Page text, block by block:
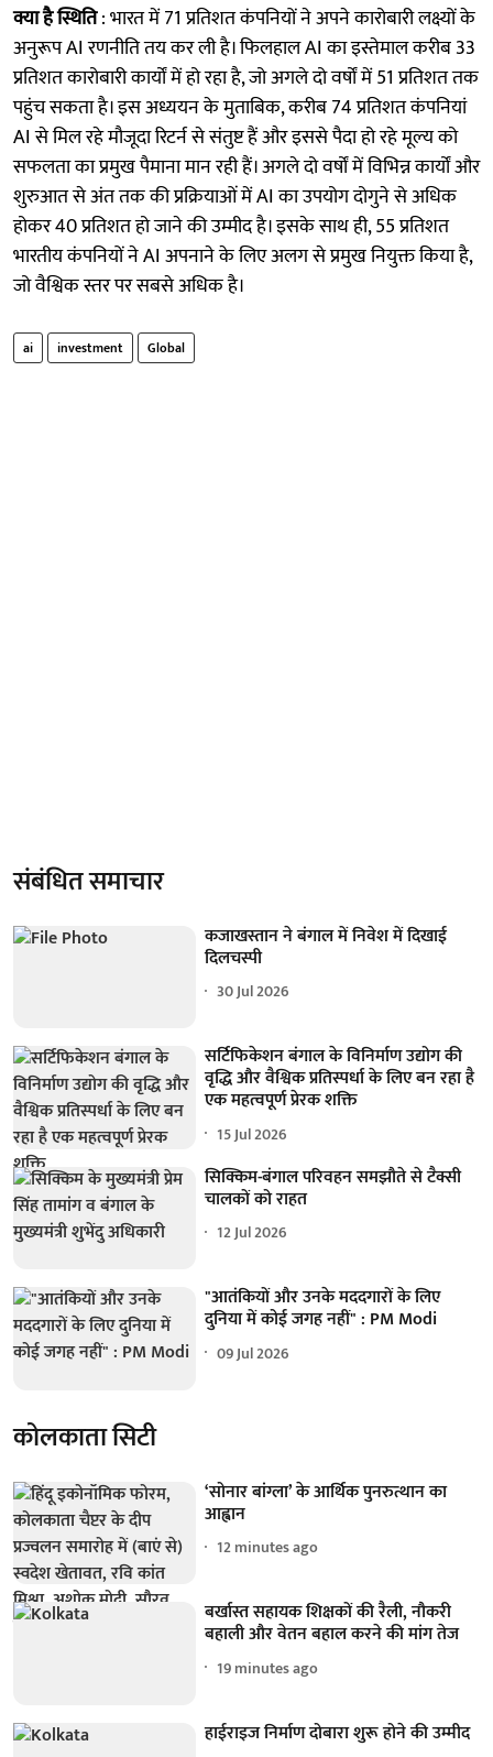
क्या है स्थिति: भारत में 71 प्रतिशत कंपनियों ने अपने कारोबारी लक्ष्यों के
अनुरूप AI रणनीति तय कर ली है। फिलहाल AI का इस्तेमाल करीब 33
प्रतिशत कारोबारी कार्यों में हो रहा है, जो अगले दो वर्षों में 51 प्रतिशत तक
पहुंच सकता है। इस अध्ययन के मुताबिक, करीब 74 प्रतिशत कंपनियां
AI से मिल रहे मौजूदा रिटर्न से संतुष्ट हैं और इससे पैदा हो रहे मूल्य को
सफलता का प्रमुख पैमाना मान रही हैं। अगले दो वर्षों में विभिन्न कार्यों और
शुरुआत से अंत तक की प्रक्रियाओं में AI का उपयोग दोगुने से अधिक
होकर 40 प्रतिशत हो जाने की उम्मीद है। इसके साथ ही, 55 प्रतिशत
भारतीय कंपनियों ने AI अपनाने के लिए अलग से प्रमुख नियुक्त किया है,
जो वैश्विक स्तर पर सबसे अधिक है।
ai investment Global
संबंधित समाचार
कजाखस्तान ने बंगाल में निवेश में दिखाई
दिलचस्पी
30 Jul 2026
सर्टिफिकेशन बंगाल के विनिर्माण उद्योग की
वृद्धि और वैश्विक प्रतिस्पर्धा के लिए बन रहा है
एक महत्वपूर्ण प्रेरक शक्ति
15 Jul 2026
सिक्किम-बंगाल परिवहन समझौते से टैक्सी
चालकों को राहत
12 Jul 2026
"आतंकियों और उनके मददगारों के लिए
दुनिया में कोई जगह नहीं" : PM Modi
09 Jul 2026
कोलकाता सिटी
‘सोनार बांग्ला’ के आर्थिक पुनरुत्थान का
आह्वान
12 minutes ago
बर्खास्त सहायक शिक्षकों की रैली, नौकरी
बहाली और वेतन बहाल करने की मांग तेज
19 minutes ago
हाईराइज निर्माण दोबारा शुरू होने की उम्मीद